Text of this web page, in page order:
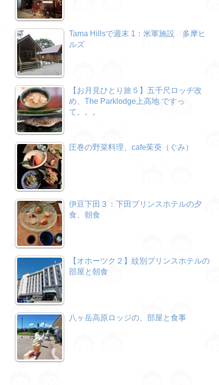
Tama Hillsで週末 1：米軍施設 多摩ヒ
ルズ
【お月見ひとり旅５】五千尺ロッヂ改
め、The Parklodge上高地 ですっ
て。。。
圧巻の野菜料理、cafe茱萸（ぐみ）
伊豆下田３：下田プリンスホテルの夕
食、朝食
【オホーツク２】紋別プリンスホテルの
部屋と朝食
八ヶ岳高原ロッジの、部屋と食事